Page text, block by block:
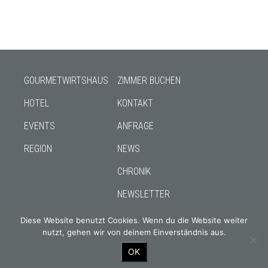
GOURMETWIRTSHAUS
HOTEL
EVENTS
REGION
ZIMMER BUCHEN
KONTAKT
ANFRAGE
NEWS
CHRONIK
NEWSLETTER
Gourmetwirtshaus & Historisches Hotel seit 1326
Diese Website benutzt Cookies. Wenn du die Website weiter
nutzt, gehen wir von deinem Einverständnis aus.
OK